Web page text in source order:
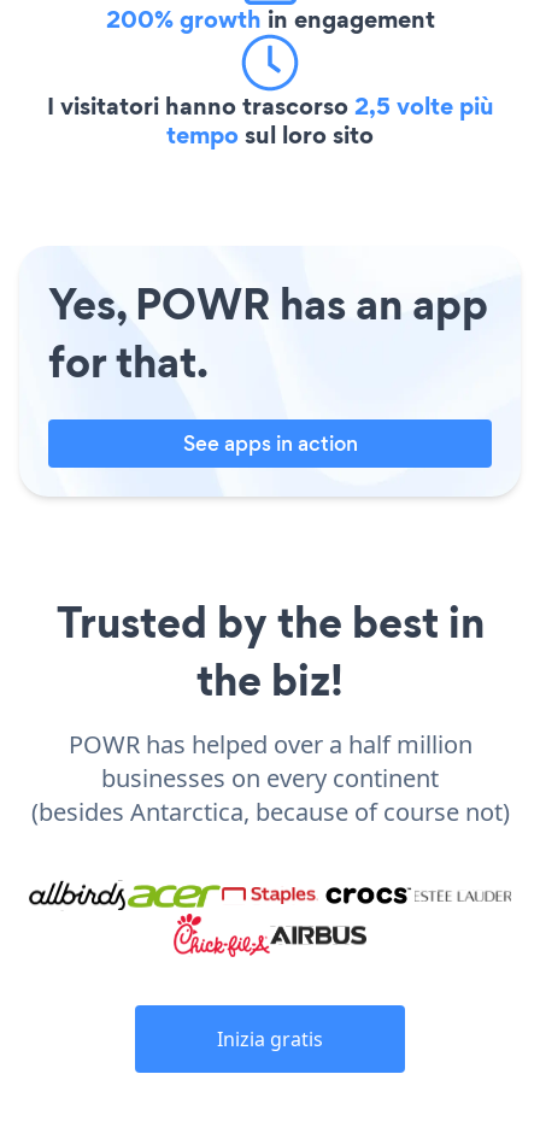
200% growth in engagement
I visitatori hanno trascorso2,5 volte più
temposul loro sito
Yes, POWR has an app
for that.
See apps in action
Trusted by the best in
the biz!
POWR has helped over a half million
businesses on every continent
(besides Antarctica, because of course not)
Inizia gratis